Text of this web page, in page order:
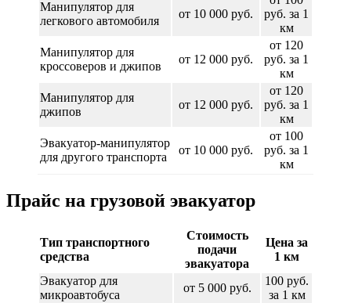
Манипулятор для
легкового автомобиля
от 10 000 руб.
руб. за 1
км
Манипулятор для
кроссоверов и джипов
от 12 000 руб.
от 120
руб. за 1
км
Манипулятор для
джипов
от 12 000 руб.
от 120
руб. за 1
км
Эвакуатор-манипулятор
для другого транспорта
от 10 000 руб.
от 100
руб. за 1
км
Прайс на грузовой эвакуатор
Тип транспортного
средства
Стоимость
подачи
эвакуатора
Цена за
1 км
Эвакуатор для
микроавтобуса
от 5 000 руб.
100 руб.
за 1 км